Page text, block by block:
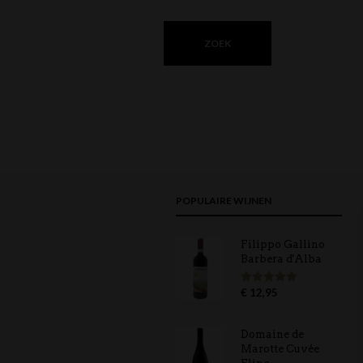
POPULAIRE WIJNEN
Filippo Gallino
Barbera d'Alba
Gewaardeerd
€ 12,95
Domaine de
Marotte Cuvée